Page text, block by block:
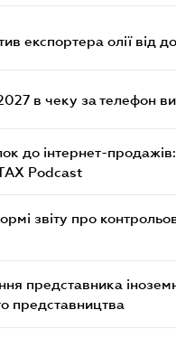
експортера олії від
в чеку за телефон
до інтернет-
Podcast
звіту про
представника
представництва